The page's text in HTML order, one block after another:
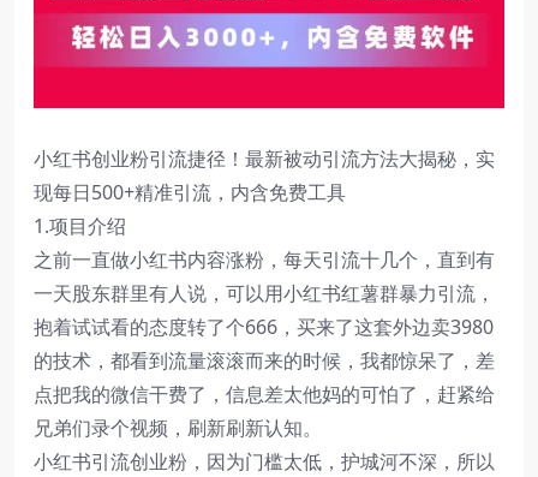
小红书创业粉引流捷径！最新被动引流方法大揭秘，实
现每日500+精准引流，内含免费工具
1.项目介绍
之前一直做小红书内容涨粉，每天引流十几个，直到有
一天股东群里有人说，可以用小红书红薯群暴力引流，
抱着试试看的态度转了个666，买来了这套外边卖3980
的技术，都看到流量滚滚而来的时候，我都惊呆了，差
点把我的微信干费了，信息差太他妈的可怕了，赶紧给
兄弟们录个视频，刷新刷新认知。
小红书引流创业粉，因为门槛太低，护城河不深，所以